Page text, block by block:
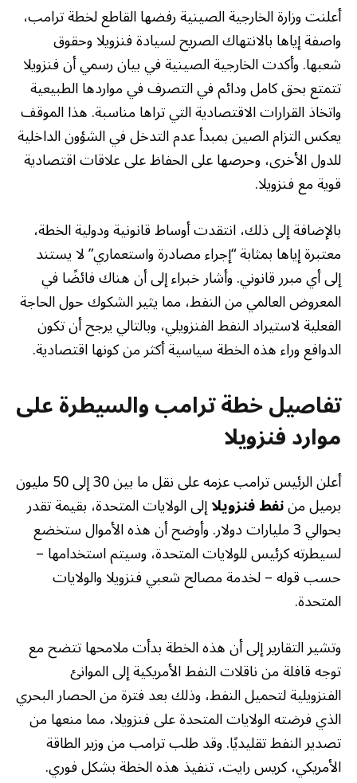
أعلنت وزارة الخارجية الصينية رفضها القاطع لخطة ترامب،
واصفة إياها بالانتهاك الصريح لسيادة فنزويلا وحقوق
شعبها. وأكدت الخارجية الصينية في بيان رسمي أن فنزويلا
تتمتع بحق كامل ودائم في التصرف في مواردها الطبيعية
واتخاذ القرارات الاقتصادية التي تراها مناسبة. هذا الموقف
يعكس التزام الصين بمبدأ عدم التدخل في الشؤون الداخلية
للدول الأخرى، وحرصها على الحفاظ على علاقات اقتصادية
قوية مع فنزويلا.
بالإضافة إلى ذلك، انتقدت أوساط قانونية ودولية الخطة،
معتبرة إياها بمثابة “إجراء مصادرة واستعماري” لا يستند
إلى أي مبرر قانوني. وأشار خبراء إلى أن هناك فائضًا في
المعروض العالمي من النفط، مما يثير الشكوك حول الحاجة
الفعلية لاستيراد النفط الفنزويلي، وبالتالي يرجح أن تكون
الدوافع وراء هذه الخطة سياسية أكثر من كونها اقتصادية.
تفاصيل خطة ترامب والسيطرة على
موارد فنزويلا
أعلن الرئيس ترامب عزمه على نقل ما بين 30 إلى 50 مليون
برميل مننفط فنزويلاإلى الولايات المتحدة، بقيمة تقدر
بحوالي 3 مليارات دولار. وأوضح أن هذه الأموال ستخضع
لسيطرته كرئيس للولايات المتحدة، وسيتم استخدامها –
حسب قوله – لخدمة مصالح شعبي فنزويلا والولايات
المتحدة.
وتشير التقارير إلى أن هذه الخطة بدأت ملامحها تتضح مع
توجه قافلة من ناقلات النفط الأمريكية إلى الموانئ
الفنزويلية لتحميل النفط، وذلك بعد فترة من الحصار البحري
الذي فرضته الولايات المتحدة على فنزويلا، مما منعها من
تصدير النفط تقليديًا. وقد طلب ترامب من وزير الطاقة
الأمريكي، كريس رايت، تنفيذ هذه الخطة بشكل فوري.